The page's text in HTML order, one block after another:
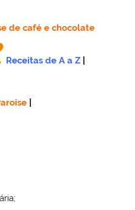
de café e chocolate
Receitas de A a Z